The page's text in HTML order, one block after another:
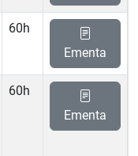
60h
Ementa
60h
Ementa